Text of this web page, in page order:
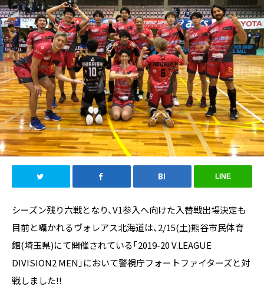
LINE
シーズン残り六戦となり、V1参入へ向けた入替戦出場決定も
目前と囁かれるヴォレアス北海道は、2/15(土)熊谷市民体育
館(埼玉県)にて開催されている「2019-20 V.LEAGUE
DIVISION2 MEN」において警視庁フォートファイターズと対
戦しました!!